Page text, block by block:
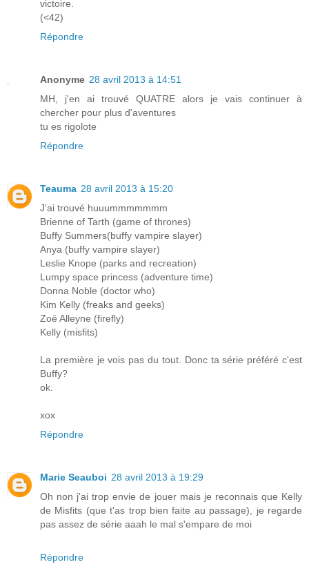
victoire.
(<42)
Répondre
Anonyme 28 avril 2013 à 14:51
MH, j'en ai trouvé QUATRE alors je vais continuer à
chercher pour plus d'aventures
tu es rigolote
Répondre
Teauma 28 avril 2013 à 15:20
J'ai trouvé huuummmmmmm
Brienne of Tarth (game of thrones)
Buffy Summers(buffy vampire slayer)
Anya (buffy vampire slayer)
Leslie Knope (parks and recreation)
Lumpy space princess (adventure time)
Donna Noble (doctor who)
Kim Kelly (freaks and geeks)
Zoë Alleyne (firefly)
Kelly (misfits)
La première je vois pas du tout. Donc ta série préféré c'est
Buffy?
ok.
xox
Répondre
Marie Seauboi 28 avril 2013 à 19:29
Oh non j'ai trop envie de jouer mais je reconnais que Kelly
de Misfits (que t'as trop bien faite au passage), je regarde
pas assez de série aaah le mal s'empare de moi
Répondre